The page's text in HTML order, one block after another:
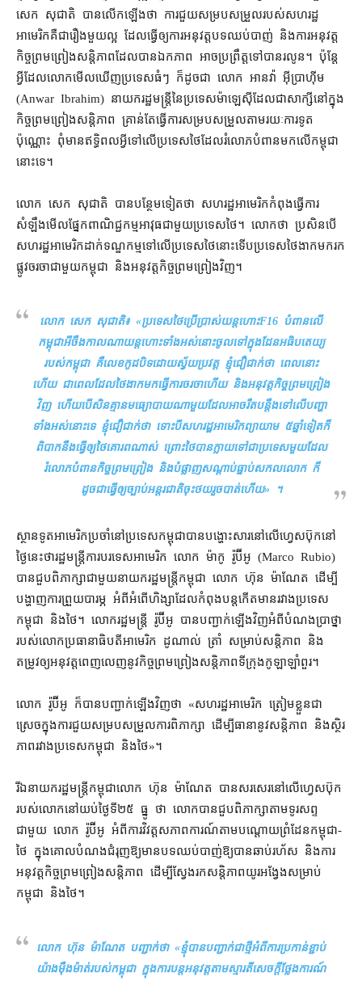
សេក សុជាតិ បាន​លើកឡើង​ថា ការ​ជួយ​សម្របសម្រួល​របស់​សហរដ្ឋ​
អាមេរិក​គឺជា​រឿង​មួយ​ល្អ ដែល​ធ្វើ​ឲ្យ​ការអនុវត្ត​បទ​ឈប់​បាញ់ និង​ការអនុវត្ត​
កិច្ចព្រមព្រៀង​សន្តិភាព​ដែល​បាន​ឯកភាព អាច​ប្រព្រឹត្ត​ទៅ​បាន​រលូន។ ប៉ុន្តែ​
អ្វី​ដែល​លោក​មើលឃើញ​ប្រទេស​ធំៗ ក៏ដូចជា លោក អានវ៉ា អ៊ីប្រាហ៊ីម
(Anwar Ibrahim) នាយករដ្ឋមន្ត្រី​នៃ​ប្រទេស​ម៉ាឡេស៊ី​ដែល​ជា​សាក្សី​នៅក្នុង​
កិច្ចព្រមព្រៀង​សន្តិភាព គ្រាន់តែ​ធ្វើការ​សម្របសម្រួល​តាមរយៈ​ការទូត​
ប៉ុណ្ណោះ ពុំ​មាន​ឥទ្ធិពល​អ្វី​ទៅលើ​ប្រទេស​ថៃ​ដែល​រំលោភបំពាន​មក​លើ​កម្ពុជា​
នោះ​ទេ។
លោក សេក សុជាតិ បាន​បន្ថែម​ទៀត​ថា សហរដ្ឋអាមេរិក​កំពុង​ធ្វើការ​
សំឡឹង​មើល​ផ្នែក​ពាណិជ្ជកម្ម​អាវុធ​ជាមួយ​ប្រទេស​ថៃ។ លោក​ថា ប្រសិនបើ​
សហរដ្ឋ​អាមេរិក​ដាក់​ទណ្ឌកម្ម​ទៅលើ​ប្រទេស​ថៃ​នោះ​ទើប​ប្រទេស​ថៃ​ងាក​មក​រក​
ផ្លូវ​ចរចា​ជាមួយ​កម្ពុជា និង​អនុវត្ត​កិច្ចព្រមព្រៀង​វិញ។
លោក សេក សុជាតិ៖ «​ប្រទេស​ថៃ​ប្រើប្រាស់​យន្តហោះ​F16 បំពាន​លើ​
កម្ពុជា​អីចឹង​កាលណា​យន្តហោះ​ទាំងអស់​នោះ​ចូល​ទៅ​ក្នុង​ដែន​អធិបតេយ្យ​
របស់​កម្ពុជា គឺ​លេខ​កូដ​បិទ​ដោយ​ស្វ័យប្រវត្ត ខ្ញុំ​ជឿជាក់​ថា ពេល​នោះ​
ហើយ ជា​ពេល​ដែល​ថៃ​ងាក​មក​ធ្វើការ​ចរចា​ហើយ និង​អនុវត្ត​កិច្ចព្រមព្រៀង​
វិញ ហើយ​បើសិន​គ្មាន​មធ្យោបាយ​ណាមួយ​ដែល​អាច​រឹត​បន្តឹង​ទៅលើ​បញ្ហា​
ទាំងអស់​នោះ​ទេ ខ្ញុំ​ជឿជាក់​ថា ទោះបី​សហរដ្ឋអាមេរិក​ព្យាយាម ៥​ឆ្នាំ​ទៀត​ក៏​
ពិបាក​នឹង​ធ្វើ​ឲ្យ​ថៃ​គោរព​ណាស់ ព្រោះ​ថៃ​បាន​ក្លាយ​ទៅជា​ប្រទេស​មួយ​ដែល​
រំលោភបំពាន​កិច្ចព្រមព្រៀង និង​បំផ្លាញ​សណ្ដាប់ធ្នាប់​សកលលោក ក៏
ដូចជា​ធ្វើ​ឲ្យ​ច្បាប់​អន្តរជាតិ​ចុះថយ​រួច​បាត់​ហើយ» ។
ស្ថានទូត​អាមេរិក​ប្រចាំ​នៅ​ប្រទេស​កម្ពុជា​បាន​បង្ហោះ​សារ​នៅ​លើ​ហ្វេសប៊ុក​នៅ​
ថ្ងៃ​នេះ​ថា​រដ្ឋមន្ត្រី​ការបរទេស​អាមេរិក លោក ម៉ាកូ រ៉ូប៊ីអូ (Marco Rubio)
បាន​ជួបពិភាក្សា​ជាមួយ​នាយករដ្ឋមន្ត្រី​កម្ពុជា លោក ហ៊ុន ម៉ាណែត ដើម្បី​
បង្ហាញ​ការ​ព្រួយ​បារម្ភ អំពី​អំពើ​ហិង្សា​ដែល​កំពុង​បន្ត​កើតមាន​រវាង​ប្រទេស​
កម្ពុជា និង​ថៃ​។ លោក​រដ្ឋមន្ត្រី រ៉ូប៊ីអូ បាន​បញ្ជាក់​ឡើងវិញ​អំពី​បំណងប្រាថ្នា​
របស់​លោក​ប្រធានាធិបតី​អាមេរិក ដូណាល់ ត្រាំ សម្រាប់​សន្តិភាព និង​
តម្រូវ​ឲ្យ​អនុវត្ត​ពេញ​លេញ​នូវ​កិច្ចព្រមព្រៀង​សន្តិភាព​ទីក្រុង​កូឡាឡាំពួរ។
លោក រ៉ូប៊ីអូ ក៏បាន​បញ្ជាក់​ឡើងវិញ​ថា «​សហរដ្ឋអាមេរិក ត្រៀមខ្លួន​ជា
ស្រេច​ក្នុង​ការ​ជួយ​សម្របសម្រួល​ការ​ពិភាក្សា ដើម្បី​ធានា​នូវ​សន្តិភាព និង​ស្ថិរ
ភាព​រវាង​ប្រទេស​កម្ពុជា និង​ថៃ»។
រីឯ​នាយករដ្ឋមន្ត្រី​កម្ពុជា​លោក ហ៊ុន ម៉ាណែត បាន​សរសេរ​នៅ​លើ​ហ្វេសប៊ុក​
របស់​លោក​នៅ​យប់​ថ្ងៃទី២៥ ធ្នូ ថា លោក​បាន​ជួបពិភាក្សា​តាម​ទូរសព្ទ​
ជាមួយ លោក រ៉ូប៊ីអូ អំពី​ការ​វិវត្ត​សភាពការណ៍​តាម​បណ្តោយ​ព្រំដែន​កម្ពុជា​-​
ថៃ ក្នុង​គោលបំណង​ជំរុញ​ឱ្យ​មាន​បទ​ឈប់​បាញ់​ឱ្យ​បាន​ឆាប់រហ័ស និង​ការ​
អនុវត្ត​កិច្ចព្រមព្រៀង​សន្តិភាព ដើម្បី​ស្វែងរក​សន្តិភាព​យូរអង្វែង​សម្រាប់​
កម្ពុជា និង​ថៃ។
លោក ហ៊ុន ម៉ាណែត បញ្ជាក់​ថា «​ខ្ញុំ​បាន​បញ្ជាក់​ជាថ្មី​អំពី​ការ​ប្រកាន់​ខ្ជាប់​
យ៉ាង​ម៉ឺងម៉ាត់​របស់​កម្ពុជា ក្នុង​ការ​បន្ត​អនុវត្ត​តាម​ស្មារតី​សេចក្ដីថ្លែងការណ៍​